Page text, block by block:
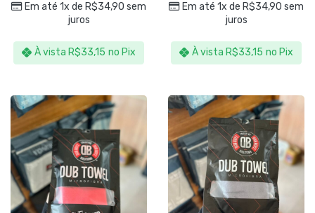
Em até 1x de R$34,90 sem
juros
À vista R$33,15 no Pix
Em até 1x de R$34,90 sem
juros
À vista R$33,15 no Pix